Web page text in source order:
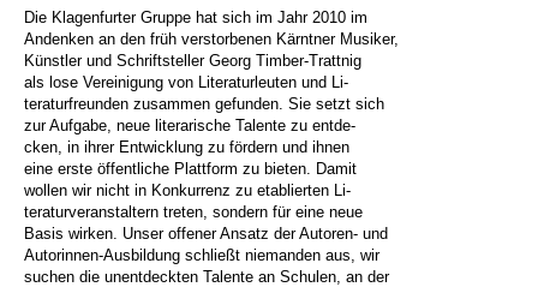
Die Klagenfurter Gruppe hat sich im Jahr 2010 im
Andenken an den früh verstorbenen Kärntner Musiker,
Künstler und Schriftsteller Georg Timber-Trattnig
als lose Vereinigung von Literaturleuten und Li-
teraturfreunden zusammen gefunden. Sie setzt sich
zur Aufgabe, neue literarische Talente zu entde-
cken, in ihrer Entwicklung zu fördern und ihnen
eine erste öffentliche Plattform zu bieten. Damit
wollen wir nicht in Konkurrenz zu etablierten Li-
teraturveranstaltern treten, sondern für eine neue
Basis wirken. Unser offener Ansatz der Autoren- und
Autorinnen-Ausbildung schließt niemanden aus, wir
suchen die unentdeckten Talente an Schulen, an der